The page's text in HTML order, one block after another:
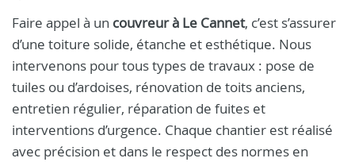
Faire appel à un couvreur à Le Cannet, c’est s’assurer
d’une toiture solide, étanche et esthétique. Nous
intervenons pour tous types de travaux : pose de
tuiles ou d’ardoises, rénovation de toits anciens,
entretien régulier, réparation de fuites et
interventions d’urgence. Chaque chantier est réalisé
avec précision et dans le respect des normes en